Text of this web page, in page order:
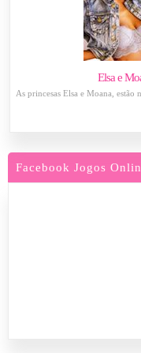
Elsa e
As princesas Elsa e Moana, estão
Facebook Jogos